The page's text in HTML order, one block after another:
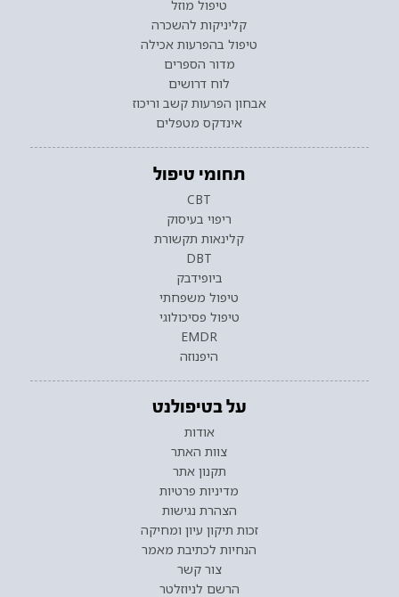
טיפול מוזל
קליניקות להשכרה
טיפול בהפרעות אכילה
מדור הספרים
לוח דרושים
אבחון הפרעות קשב וריכוז
אינדקס מטפלים
תחומי טיפול
CBT
ריפוי בעיסוק
קלינאות תקשורת
DBT
ביופידבק
טיפול משפחתי
טיפול פסיכולוגי
EMDR
היפנוזה
על בטיפולנט
אודות
צוות האתר
תקנון אתר
מדיניות פרטיות
הצהרת נגישות
זכות תיקון עיון ומחיקה
הנחיות לכתיבת מאמר
צור קשר
הרשם לניוזלטר